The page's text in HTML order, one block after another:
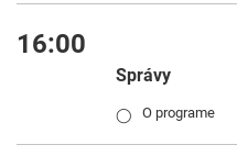
16:00
Správy
◯ O programe